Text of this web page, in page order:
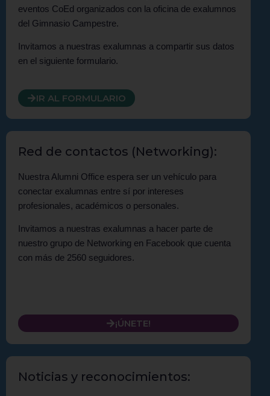
eventos CoEd organizados con la oficina de exalumnos
del Gimnasio Campestre.
Invitamos a nuestras exalumnas a compartir sus datos
en el siguiente formulario.
IR AL FORMULARIO
Red de contactos (Networking):
Nuestra Alumni Office espera ser un vehículo para
conectar exalumnas entre sí por intereses
profesionales, académicos o personales.
Invitamos a nuestras exalumnas a hacer parte de
nuestro grupo de Networking en Facebook que cuenta
con más de 2560 seguidores.
¡ÚNETE!
Noticias y reconocimientos: